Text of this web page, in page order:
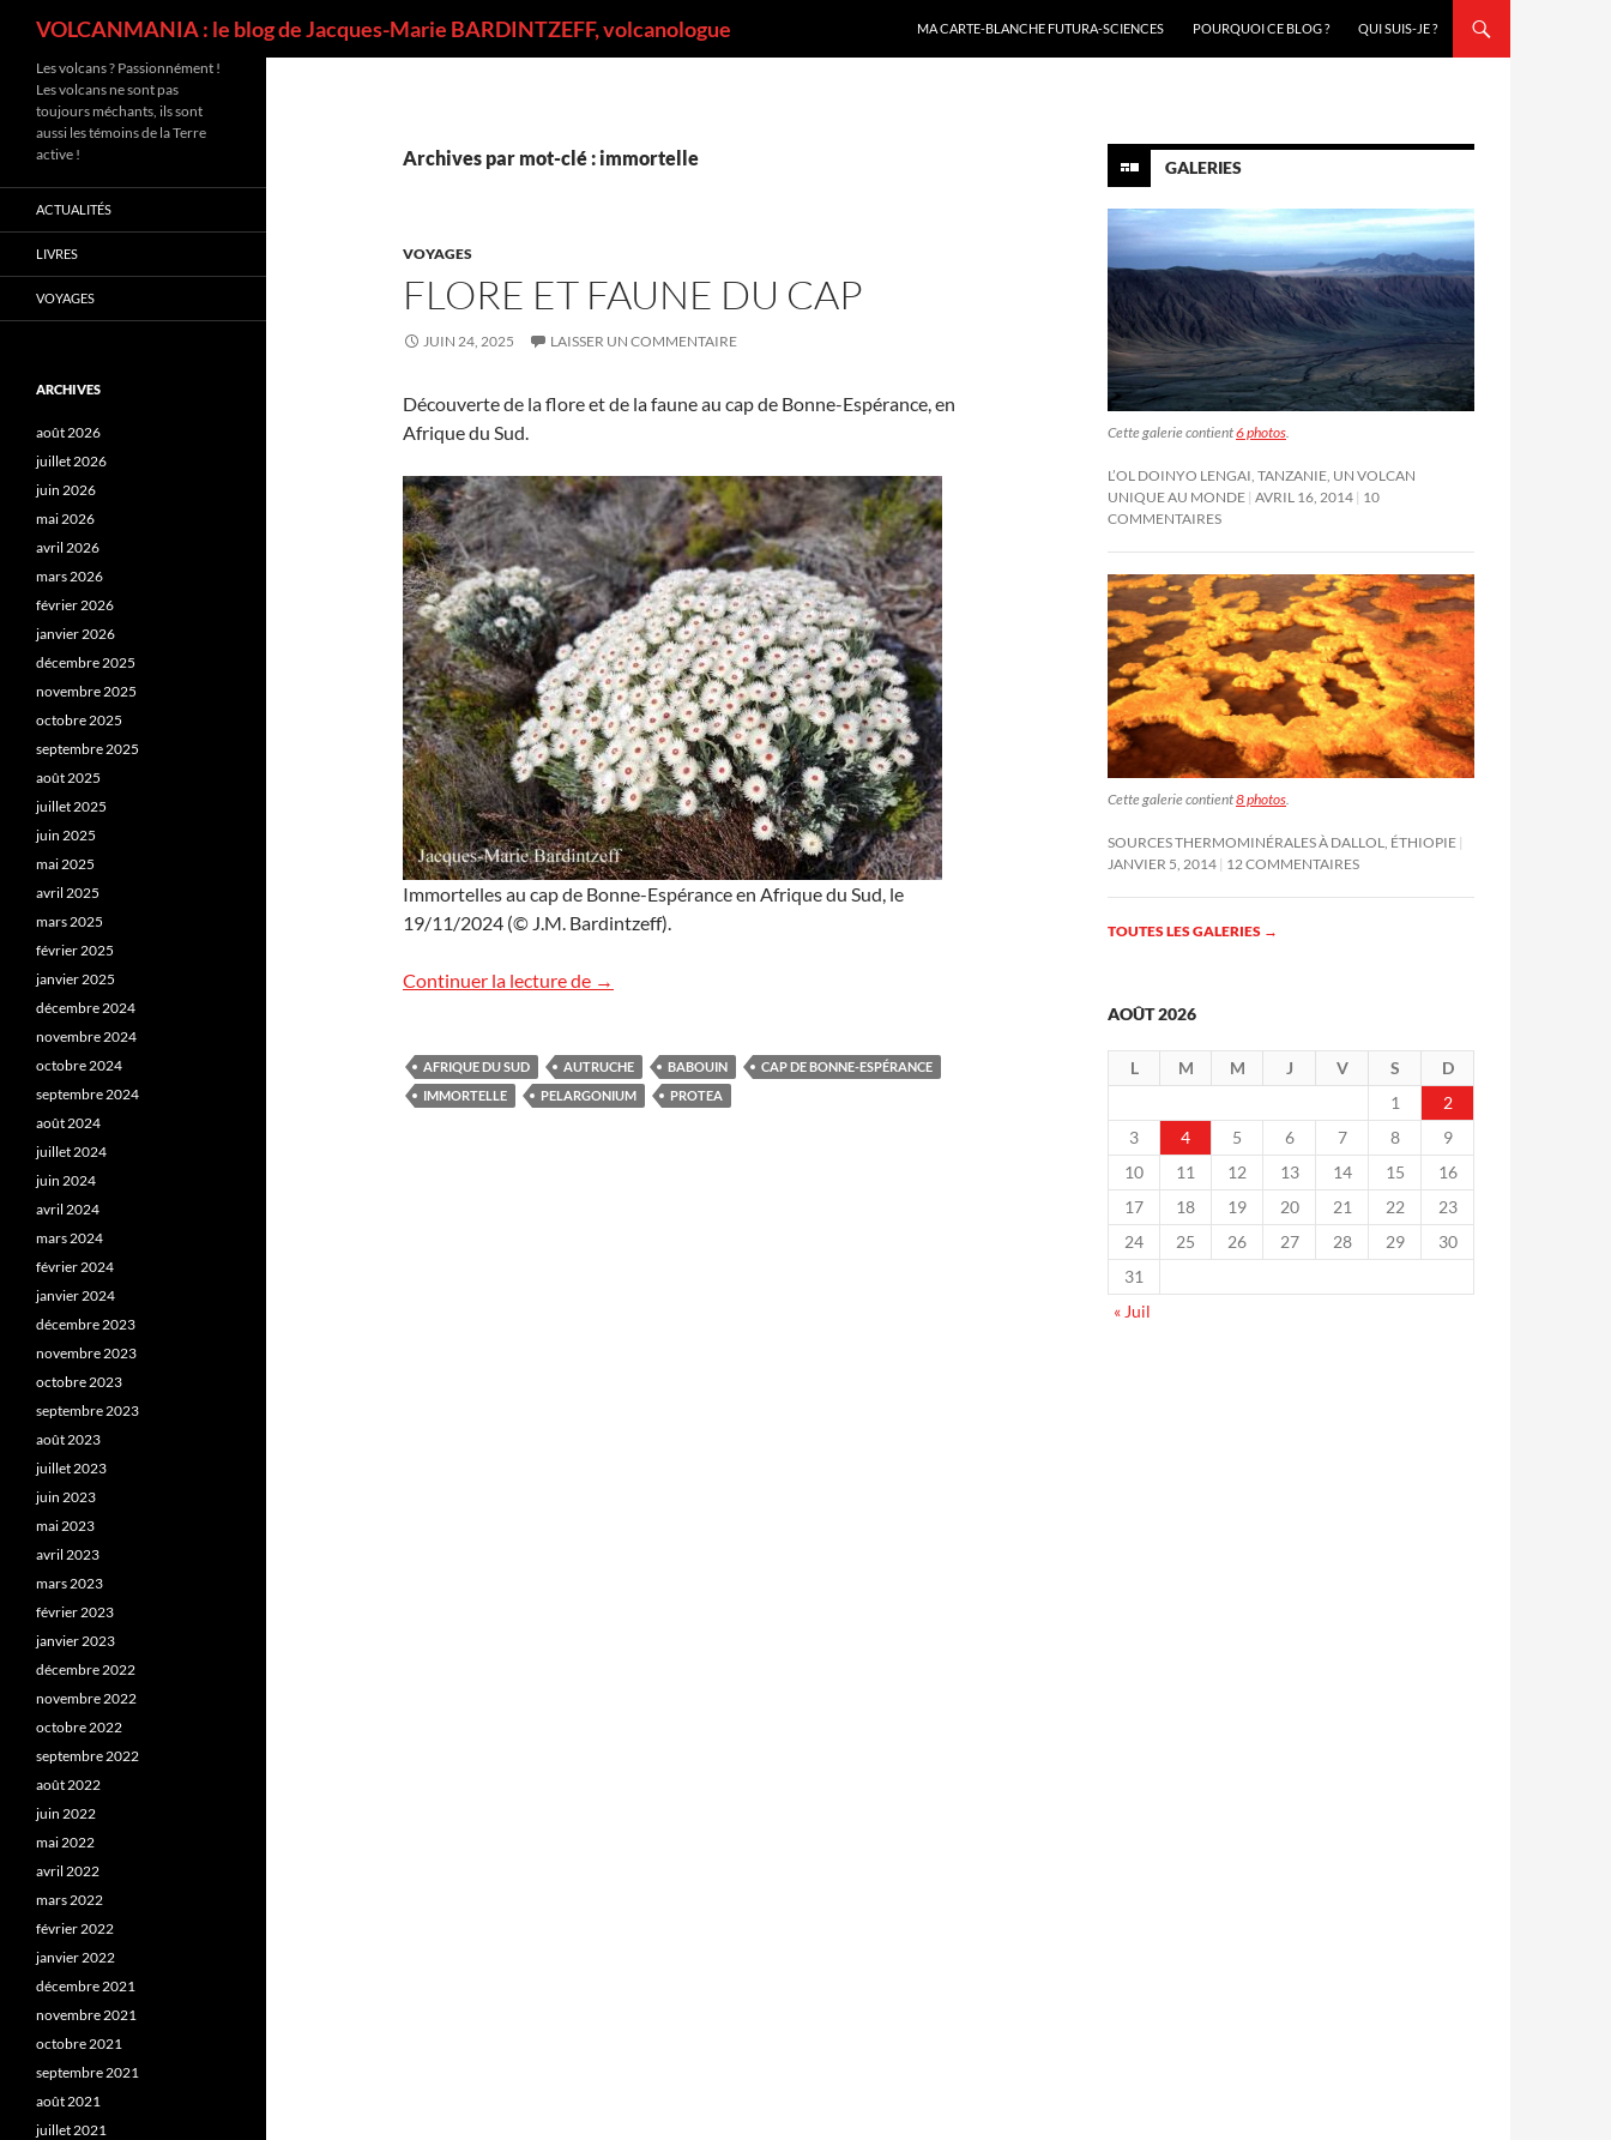
VOLCANMANIA : le blog de Jacques-Marie BARDINTZEFF, volcanologue
MA CARTE-BLANCHE FUTURA-SCIENCES
POURQUOI CE BLOG ? QUI SUIS-JE ?
Archives par mot-clé : immortelle
VOYAGES
FLORE ET FAUNE DU CAP
JUIN 24, 2025 LAISSER UN COMMENTAIRE
Découverte de la flore et de la faune au cap de Bonne-Espérance, en
Afrique du Sud.
Immortelles au cap de Bonne-Espérance en Afrique du Sud, le
19/11/2024 (© J.M. Bardintzeff).
Continuer la lecture de Flore et faune du Cap
→
AFRIQUE DU SUD AUTRUCHE BABOUIN
CAP DE BONNE-ESPÉRANCE
IMMORTELLE
PELARGONIUM PROTEA
GALERIES
Cette galerie contient6 photos.
L’OL DOINYO LENGAI, TANZANIE, UN VOLCAN
UNIQUE AU MONDE AVRIL 16, 2014 10
COMMENTAIRES
Cette galerie contient8 photos
SOURCES THERMOMINÉRALES À DALLOL, ÉTHIOPIE
JANVIER 5, 2014 12 COMMENTAIRES
TOUTES LES GALERIES →
AOÛT 2026
L M M J V S
D
1
2
3
4 5 6 7 8
9
10
11 12 13 14 15
16
17
18 19 20 21 22
23
24
25 26 27 28 29
30
31
« Juil
Les volcans ? Passionnément !
Les volcans ne sont pas
toujours méchants, ils sont
aussi les témoins de la Terre
active !
ACTUALITÉS
LIVRES
VOYAGES
ARCHIVES
août 2026
juillet 2026
juin 2026
mai 2026
avril 2026
mars 2026
février 2026
janvier 2026
décembre 2025
novembre 2025
octobre 2025
septembre 2025
août 2025
juillet 2025
juin 2025
mai 2025
avril 2025
mars 2025
février 2025
janvier 2025
décembre 2024
novembre 2024
octobre 2024
septembre 2024
août 2024
juillet 2024
juin 2024
avril 2024
mars 2024
février 2024
janvier 2024
décembre 2023
novembre 2023
octobre 2023
septembre 2023
août 2023
juillet 2023
juin 2023
mai 2023
avril 2023
mars 2023
février 2023
janvier 2023
décembre 2022
novembre 2022
octobre 2022
septembre 2022
août 2022
juin 2022
mai 2022
avril 2022
mars 2022
février 2022
janvier 2022
décembre 2021
novembre 2021
octobre 2021
septembre 2021
août 2021
juillet 2021